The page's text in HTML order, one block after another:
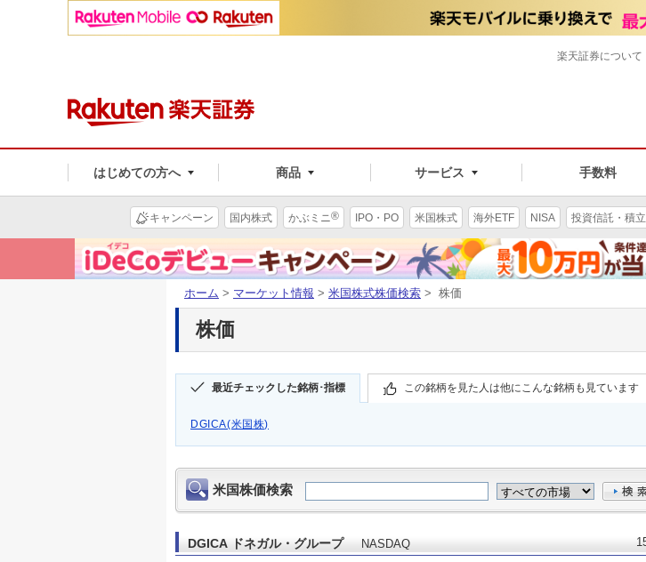
はじめての方へ 商品 サービス 手数料
楽天証券について
キャンペーン 国内株式 かぶミニ® IPO・PO 米国株式 海外ETF NISA 投資信託・積立
ホーム > マーケット情報 > 米国株式株価検索 > 株価
株価
最近チェックした銘柄･指標 この銘柄を見た人は他にこんな銘柄も見ています
DGICA(米国株)